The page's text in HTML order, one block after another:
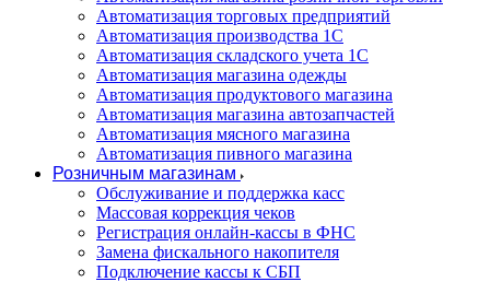
Автоматизация торговых предприятий
Автоматизация производства 1С
Автоматизация складского учета 1C
Автоматизация магазина одежды
Автоматизация продуктового магазина
Автоматизация магазина автозапчастей
Автоматизация мясного магазина
Автоматизация пивного магазина
Розничным магазинам
Обслуживание и поддержка касс
Массовая коррекция чеков
Регистрация онлайн-кассы в ФНС
Замена фискального накопителя
Подключение кассы к СБП